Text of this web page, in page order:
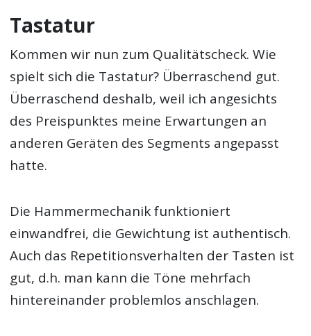
Tastatur
Kommen wir nun zum Qualitätscheck. Wie
spielt sich die Tastatur? Überraschend gut.
Überraschend deshalb, weil ich angesichts
des Preispunktes meine Erwartungen an
anderen Geräten des Segments angepasst
hatte.
Die Hammermechanik funktioniert
einwandfrei, die Gewichtung ist authentisch.
Auch das Repetitionsverhalten der Tasten ist
gut, d.h. man kann die Töne mehrfach
hintereinander problemlos anschlagen.